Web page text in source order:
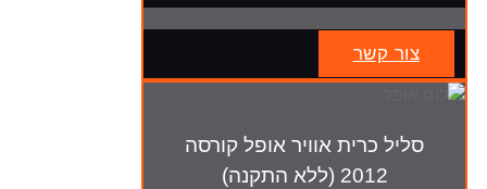
צור קשר
סליל כרית אוויר אופל קורסה
2012 (ללא התקנה)